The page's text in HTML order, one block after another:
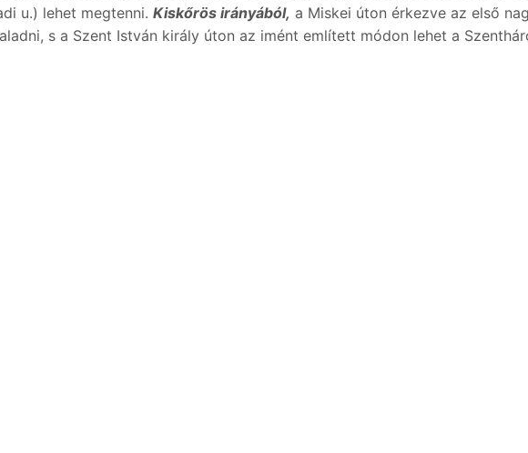
u.) lehet megtenni. Kiskőrös irányából, a Miskei úton érkezve az első
s a Szent István király úton az imént említett módon lehet a